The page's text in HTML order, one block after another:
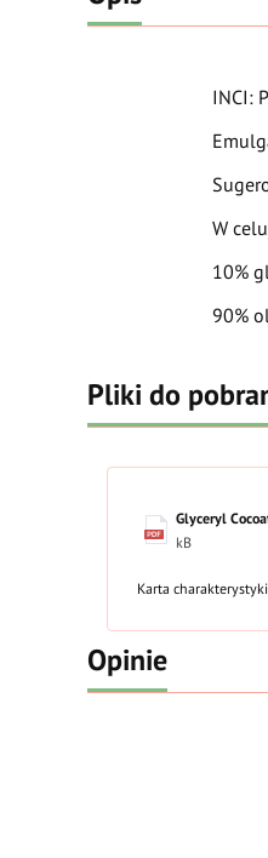
INCI:
W
10%
90%
Pliki do
Glyceryl
kB
Karta charakterystyki
Opinie